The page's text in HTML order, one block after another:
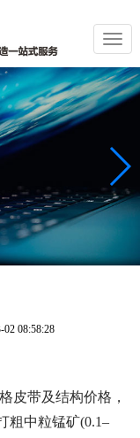
切
换
导
航
02 08:58:28
皮带及结构价格，
粗中粒锰矿(0.1–